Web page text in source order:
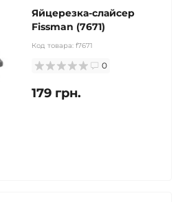
Яйцерезка-слайсер
Fissman (7671)
Код товара: f7671
0
179 грн.